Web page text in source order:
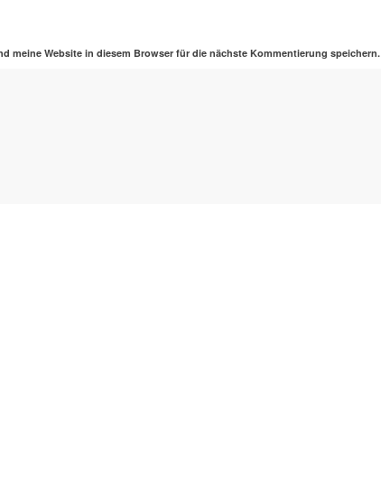
meine Website in diesem Browser für die nächste Kommentierung speichern.